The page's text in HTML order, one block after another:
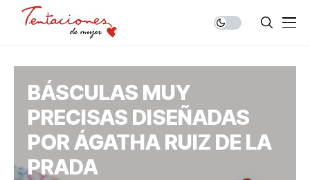
BÁSCULAS MUY
PRECISAS DISEÑADAS
POR ÁGATHA RUIZ DE LA
PRADA